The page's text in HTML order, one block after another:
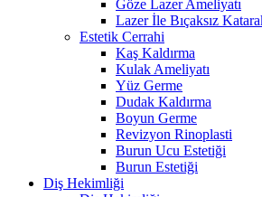
Göze Lazer Ameliyatı
Lazer İle Bıçaksız
Estetik Cerrahi
Kaş Kaldırma
Kulak Ameliyatı
Yüz Germe
Dudak Kaldırma
Boyun Germe
Revizyon Rinoplasti
Burun Ucu Estetiği
Burun Estetiği
Diş Hekimliği